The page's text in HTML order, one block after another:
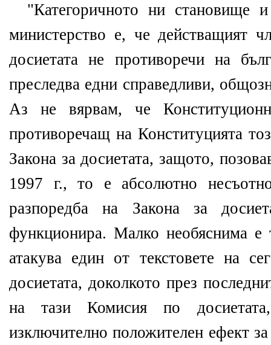
"Категоричното ни становище
министерство е, че действащият
досиетата не противоречи на
преследва едни справедливи,
Аз не вярвам, че
противоречащ на Конституцията
Закона за досиетата, защото,
1997 г., то е абсолютно
разпоредба на Закона за
функционира. Малко необяснима
атакува един от текстовете на
досиетата, доколкото през
на тази Комисия по
изключително положителен ефект